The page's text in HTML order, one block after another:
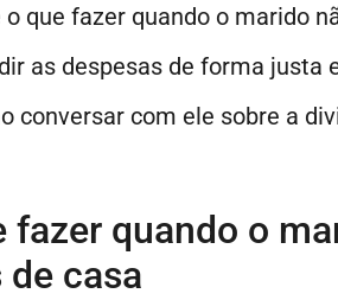
que fazer quando o marido
as despesas de forma justa
conversar com ele sobre a
fazer quando o
de casa